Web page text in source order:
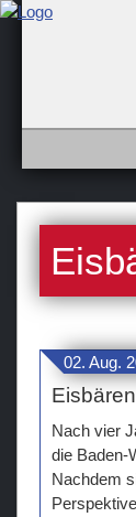
02. Aug.
Nach vier
die Baden-
Nachdem